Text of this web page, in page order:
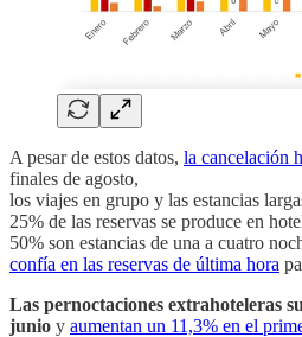
A pesar de estos datos, la cancelación
finales de agosto,
los viajes en grupo y las estancias
25% de las reservas se produce en
50% son estancias de una a cuatro
confía en las reservas de última hora
Las pernoctaciones extrahoteleras
junio y aumentan un 11,3% en el